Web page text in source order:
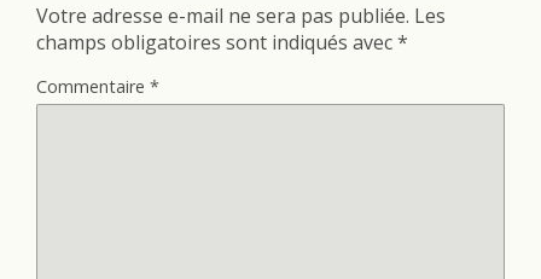
Votre adresse e-mail ne sera pas publiée. Les
champs obligatoires sont indiqués avec*
Commentaire *